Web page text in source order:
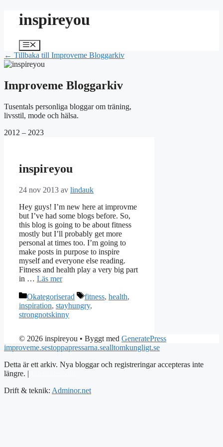
Hoppainspireyou
Meny
← Tillbaka till Improveme Bloggarkiv
Improveme Bloggarkiv
Tusentals personliga bloggar om träning,
livsstil, mode och hälsa.
2012 – 2023
inspireyou
24 nov 2013 av lindauk
Hey guys! I’m new here at improvme
but I’ve had some blogs before. So,
this blog is going to be about fitness
mostly but I’ll probably get more
personal at times too. I’m going to
make posts in purpose to inspire
myself and everyone else reading.
Fitness and health play a very big part
in … Läs mer
Kategorier
Okategoriserad Etiketter
fitness, health,
inspiration, stayhungry,
strongnotskinny
© 2026 inspireyou • Byggt med GeneratePress
improveme.sestoppapressarna.sealltomkungligt.se
Detta är ett arkiv. Nya bloggar och registreringar accepteras inte
längre. |
Drift & teknik: Adminor.net